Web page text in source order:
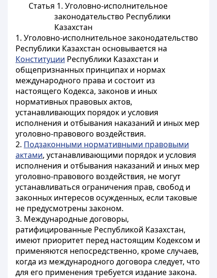
Статья 1. Уголовно-исполнительное
законодательство Республики
Казахстан
1. Уголовно-исполнительное законодательство
Республики Казахстан основывается на
Конституции Республики Казахстан и
общепризнанных принципах и нормах
международного права и состоит из
настоящего Кодекса, законов и иных
нормативных правовых актов,
устанавливающих порядок и условия
исполнения и отбывания наказаний и иных мер
уголовно-правового воздействия.
2. Подзаконными нормативными правовыми
актами, устанавливающими порядок и условия
исполнения и отбывания наказаний и иных мер
уголовно-правового воздействия, не могут
устанавливаться ограничения прав, свобод и
законных интересов осужденных, если таковые
не предусмотрены законом.
3. Международные договоры,
ратифицированные Республикой Казахстан,
имеют приоритет перед настоящим Кодексом и
применяются непосредственно, кроме случаев,
когда из международного договора следует, что
для его применения требуется издание закона.